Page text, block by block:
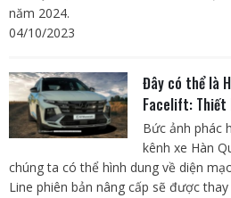
năm 2024.
04/10/2023
Đây có thể là
Facelift: Thiết
Bức ảnh phác
kênh xe Hàn
chúng ta có thể hình dung về diện
Line phiên bản nâng cấp sẽ được